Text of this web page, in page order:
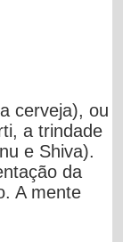
cerveja), ou
a trindade
e Shiva).
da
A mente